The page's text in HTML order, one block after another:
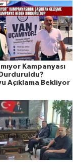
Kampanyası
Açıklama Bekliyor